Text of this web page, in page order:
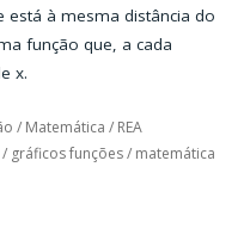
à mesma distância do
função que, a cada
x.
/ Matemática / REA
gráficos funções/ matemática